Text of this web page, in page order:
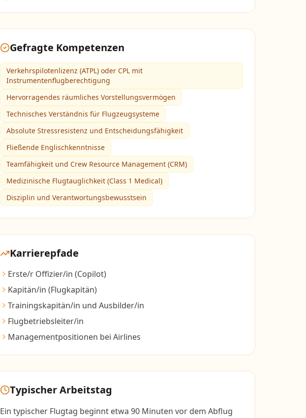
Gefragte Kompetenzen
Verkehrspilotenlizenz (ATPL) oder CPL mit
Instrumentenflugberechtigung
Hervorragendes räumliches Vorstellungsvermögen
Technisches Verständnis für Flugzeugsysteme
Absolute Stressresistenz und Entscheidungsfähigkeit
Fließende Englischkenntnisse
Teamfähigkeit und Crew Resource Management (CRM)
Medizinische Flugtauglichkeit (Class 1 Medical)
Disziplin und Verantwortungsbewusstsein
Karrierepfade
Erste/r Offizier/in (Copilot)
Kapitän/in (Flugkapitän)
Trainingskapitän/in und Ausbilder/in
Flugbetriebsleiter/in
Managementpositionen bei Airlines
Typischer Arbeitstag
Ein typischer Flugtag beginnt etwa 90 Minuten vor dem Abflug